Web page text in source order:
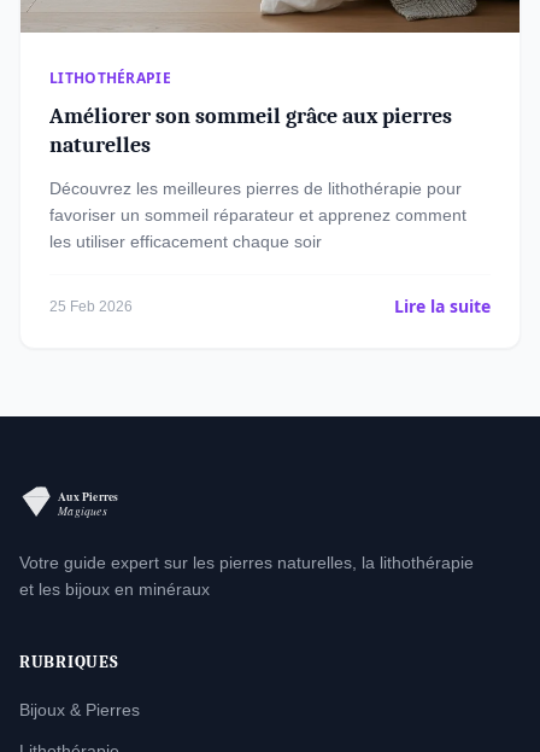
LITHOTHÉRAPIE
Améliorer son sommeil grâce aux pierres
naturelles
Découvrez les meilleures pierres de lithothérapie pour
favoriser un sommeil réparateur et apprenez comment
les utiliser efficacement chaque soir
25 Feb 2026 Lire la suite
Votre guide expert sur les pierres naturelles, la lithothérapie
et les bijoux en minéraux
RUBRIQUES
Bijoux & Pierres